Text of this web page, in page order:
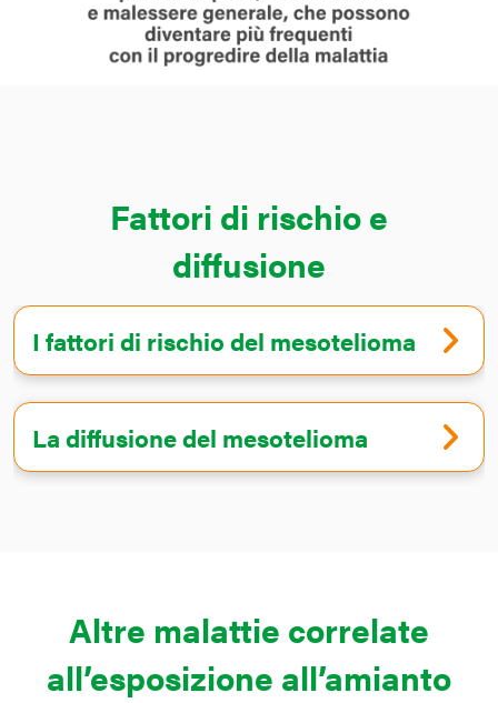
Fattori di rischio e
diffusione
I fattori di rischio del mesotelioma
La diffusione del mesotelioma
Altre malattie correlate
all’esposizione all’amianto